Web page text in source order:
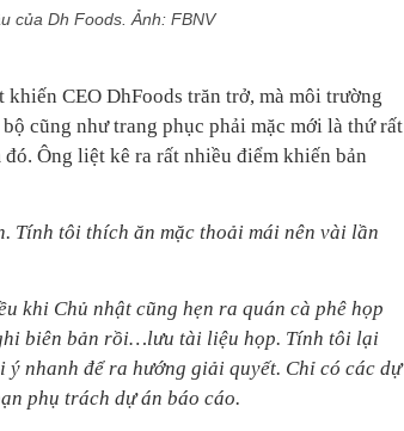
của Dh Foods. Ảnh: FBNV
CEO DhFoods trăn trở, mà môi trường
cũng như trang phục phải mặc mới là thứ rất
Ông liệt kê ra rất nhiều điểm khiến bản
Tính tôi thích ăn mặc thoải mái nên vài lần
khi Chủ nhật cũng hẹn ra quán cà phê họp
biên bản rồi…lưu tài liệu họp. Tính tôi lại
nhanh để ra hướng giải quyết. Chỉ có các dự
phụ trách dự án báo cáo.